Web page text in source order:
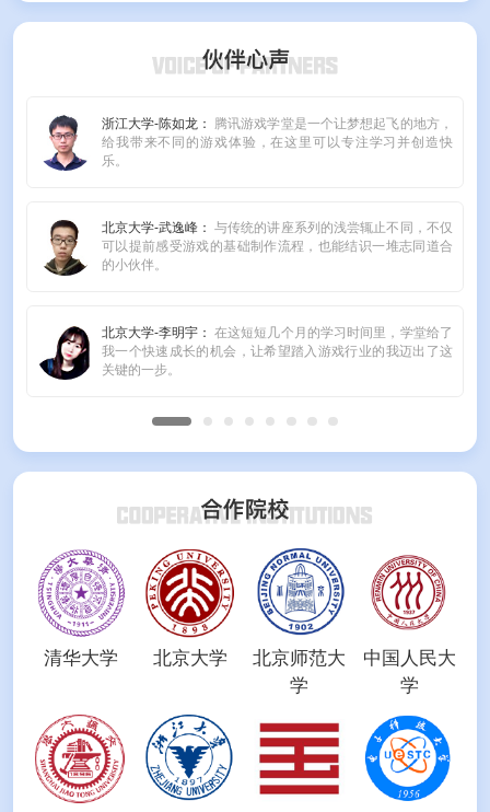
浙江大学-陈如龙： 腾讯游戏学堂是一个让梦想起飞的地方，
给我带来不同的游戏体验，在这里可以专注学习并创造快
乐。
北京大学-武逸峰： 与传统的讲座系列的浅尝辄止不同，不仅
可以提前感受游戏的基础制作流程，也能结识一堆志同道合
的小伙伴。
北京大学-李明宇： 在这短短几个月的学习时间里，学堂给了
我一个快速成长的机会，让希望踏入游戏行业的我迈出了这
关键的一步。
清华大学 北京大学
北京师范大
学
中国人民大
学